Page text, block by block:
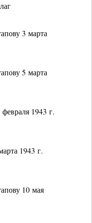
3 марта
5 марта
1943 г.
1943 г.
10 мая